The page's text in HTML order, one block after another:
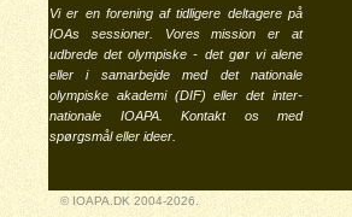
Vi er en forening af tidligere deltagere på
IOAs sessioner. Vores mission er at
udbrede det olympiske - det gør vi alene
eller i samarbejde med det nationale
olympiske akademi (DIF) eller det inter-
nationale IOAPA. Kontakt os med
spørgsmål eller ideer.
© IOAPA.DK 2004-2026.